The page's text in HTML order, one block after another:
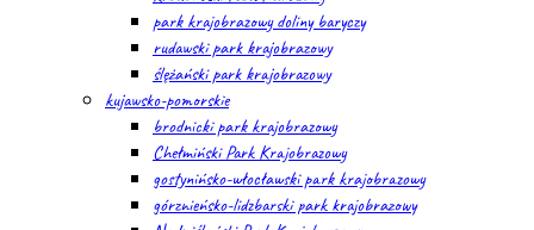
park krajobrazowy doliny baryczy
rudawski park krajobrazowy
ślężański park krajobrazowy
kujawsko-pomorskie
brodnicki park krajobrazowy
Chełmiński Park Krajobrazowy
gostynińsko-włocławski park krajobrazowy
górznieńsko-lidzbarski park krajobrazowy